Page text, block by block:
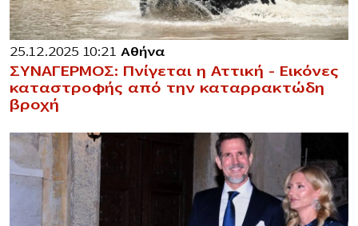
25.12.2025 10:21 Αθήνα
ΣΥΝΑΓΕΡΜΟΣ: Πνίγεται η Αττική – Εικόνες
καταστροφής από την καταρρακτώδη
βροχή